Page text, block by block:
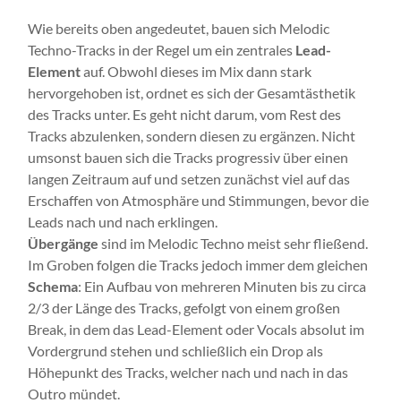
Wie bereits oben angedeutet, bauen sich Melodic
Techno-Tracks in der Regel um ein zentrales Lead-
Elementauf. Obwohl dieses im Mix dann stark
hervorgehoben ist, ordnet es sich der Gesamtästhetik
des Tracks unter. Es geht nicht darum, vom Rest des
Tracks abzulenken, sondern diesen zu ergänzen. Nicht
umsonst bauen sich die Tracks progressiv über einen
langen Zeitraum auf und setzen zunächst viel auf das
Erschaffen von Atmosphäre und Stimmungen, bevor die
Leads nach und nach erklingen.
Übergänge sind im Melodic Techno meist sehr fließend.
Im Groben folgen die Tracks jedoch immer dem gleichen
Schema: Ein Aufbau von mehreren Minuten bis zu circa
2/3 der Länge des Tracks, gefolgt von einem großen
Break, in dem das Lead-Element oder Vocals absolut im
Vordergrund stehen und schließlich ein Drop als
Höhepunkt des Tracks, welcher nach und nach in das
Outro mündet.